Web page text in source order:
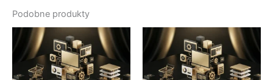
Podobne produkty